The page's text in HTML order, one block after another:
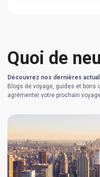
Quoi de
Découvrez nos dernières
Blogs de voyage, guides et
agrémenter votre prochain